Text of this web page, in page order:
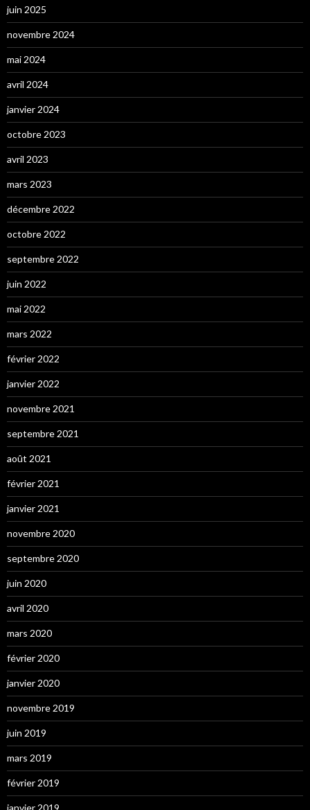
juin 2025
novembre 2024
mai 2024
avril 2024
janvier 2024
octobre 2023
avril 2023
mars 2023
décembre 2022
octobre 2022
septembre 2022
juin 2022
mai 2022
mars 2022
février 2022
janvier 2022
novembre 2021
septembre 2021
août 2021
février 2021
janvier 2021
novembre 2020
septembre 2020
juin 2020
avril 2020
mars 2020
février 2020
janvier 2020
novembre 2019
juin 2019
mars 2019
février 2019
janvier 2019